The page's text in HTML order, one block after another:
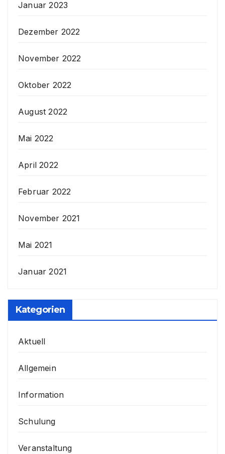
Januar 2023
Dezember 2022
November 2022
Oktober 2022
August 2022
Mai 2022
April 2022
Februar 2022
November 2021
Mai 2021
Januar 2021
Kategorien
Aktuell
Allgemein
Information
Schulung
Veranstaltung